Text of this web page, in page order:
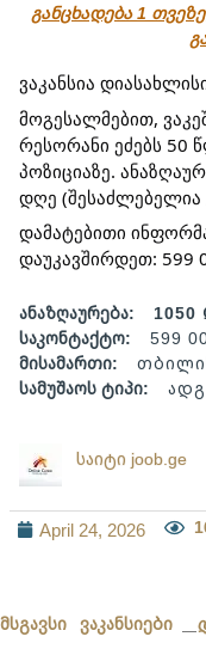
განცხადება 1
ვაკანსია
მოგესალმებით,
რესორანი ეძებს 50
პოზიციაზე.
დღე
დამატებითი
დაუკავშირდეთ: 599
ანაზღაურება:
1050
საკონტაქტო:
599
მისამართი:
სამუშაოს ტიპი:
საიტი joob.ge
April 24, 2026
მსგავსი ვაკანსიები